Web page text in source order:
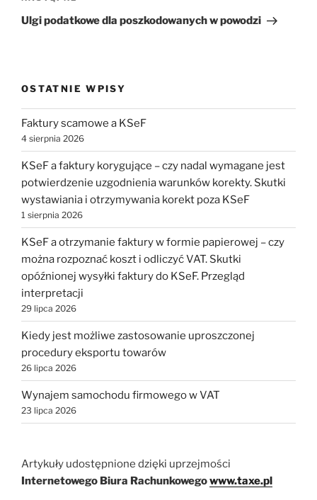
wpis
Ulgi podatkowe dla poszkodowanych w powodzi
OSTATNIE WPISY
Faktury scamowe a KSeF
4 sierpnia 2026
KSeF a faktury korygujące – czy nadal wymagane jest
potwierdzenie uzgodnienia warunków korekty. Skutki
wystawiania i otrzymywania korekt poza KSeF
1 sierpnia 2026
KSeF a otrzymanie faktury w formie papierowej – czy
można rozpoznać koszt i odliczyć VAT. Skutki
opóźnionej wysyłki faktury do KSeF. Przegląd
interpretacji
29 lipca 2026
Kiedy jest możliwe zastosowanie uproszczonej
procedury eksportu towarów
26 lipca 2026
Wynajem samochodu firmowego w VAT
23 lipca 2026
Artykuły udostępnione dzięki uprzejmości
Internetowego Biura Rachunkowegowww.taxe.pl